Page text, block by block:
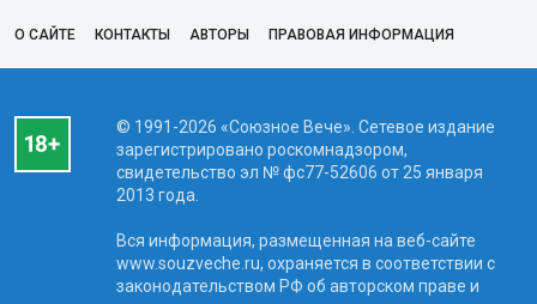
О САЙТЕ КОНТАКТЫ АВТОРЫ ПРАВОВАЯ ИНФОРМАЦИЯ
© 1991-2026 «Союзное Вече». Сетевое издание
зарегистрировано роскомнадзором,
свидетельство эл № фc77-52606 от 25 января
2013 года.
Вся информация, размещенная на веб-сайте
www.souzveche.ru, охраняется в соответствии с
законодательством РФ об авторском праве и